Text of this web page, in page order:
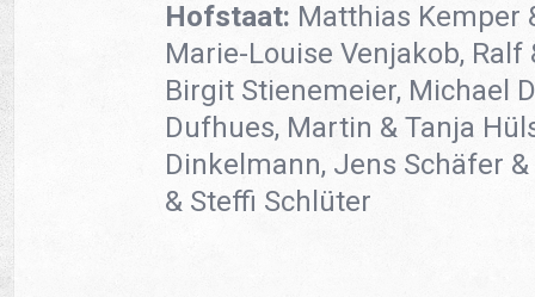
Hofstaat: Matthias Kemper
Marie-Louise Venjakob,
Birgit Stienemeier, Michael
Dufhues, Martin & Tanja
Dinkelmann, Jens Schäfer
& Steffi Schlüter